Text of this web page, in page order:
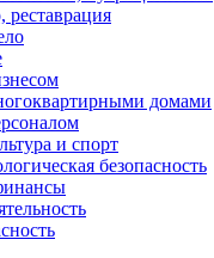
реставрация
домами
и спорт
безопасность